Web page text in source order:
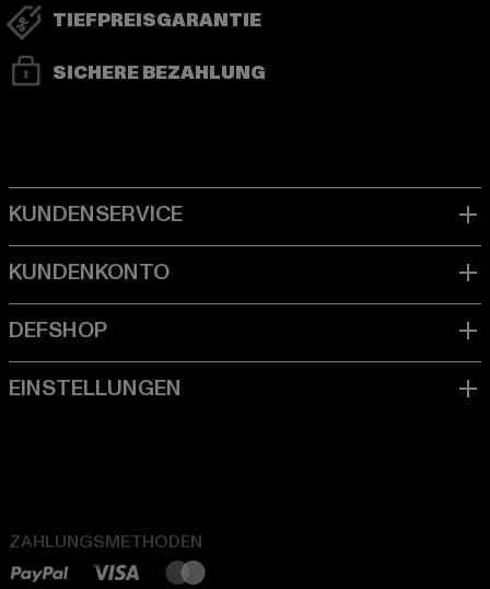
TIEFPREISGARANTIE
SICHERE BEZAHLUNG
ZAHLUNGSMETHODEN